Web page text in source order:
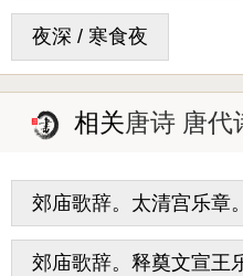
夜深 / 寒食夜
相关唐诗 唐代
郊庙歌辞。太清宫乐章
郊庙歌辞。释奠文宣王